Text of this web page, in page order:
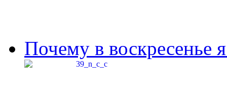
Почему в воскресенье